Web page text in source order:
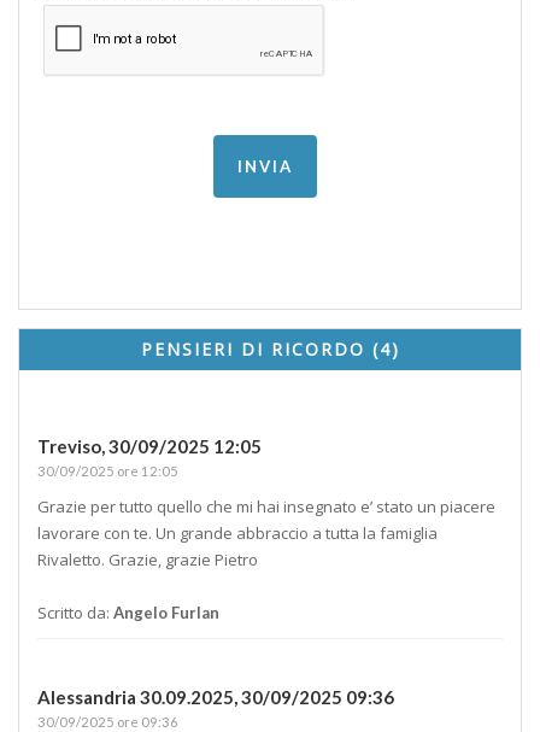
PENSIERI DI RICORDO (4)
Treviso,30/09/2025 12:05
30/09/2025 ore 12:05
Grazie per tutto quello che mi hai insegnato e’ stato un piacere
lavorare con te. Un grande abbraccio a tutta la famiglia
Rivaletto. Grazie, grazie Pietro
Scritto da: Angelo Furlan
Alessandria 30.09.2025,30/09/2025 09:36
30/09/2025 ore 09:36